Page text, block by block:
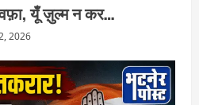
यूँ ज़ुल्म न कर…
2026